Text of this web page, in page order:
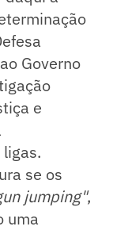
Governo
e
se os
jumping",
uma